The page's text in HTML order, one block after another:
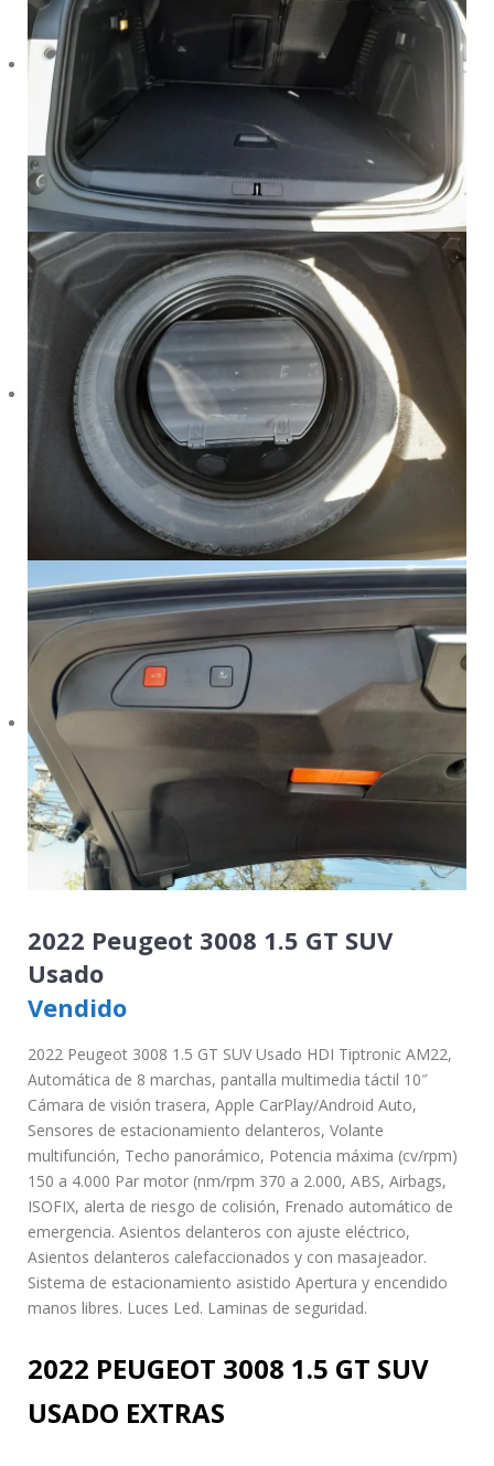
2022 Peugeot 3008 1.5 GT SUV
Usado
Vendido
2022 Peugeot 3008 1.5 GT SUV Usado HDI Tiptronic AM22,
Automática de 8 marchas, pantalla multimedia táctil 10″
Cámara de visión trasera, Apple CarPlay/Android Auto,
Sensores de estacionamiento delanteros, Volante
multifunción, Techo panorámico, Potencia máxima (cv/rpm)
150 a 4.000 Par motor (nm/rpm 370 a 2.000, ABS, Airbags,
ISOFIX, alerta de riesgo de colisión, Frenado automático de
emergencia. Asientos delanteros con ajuste eléctrico,
Asientos delanteros calefaccionados y con masajeador.
Sistema de estacionamiento asistido Apertura y encendido
manos libres. Luces Led. Laminas de seguridad.
2022 PEUGEOT 3008 1.5 GT SUV
USADO EXTRAS